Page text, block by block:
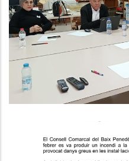
Seguiment De
Del